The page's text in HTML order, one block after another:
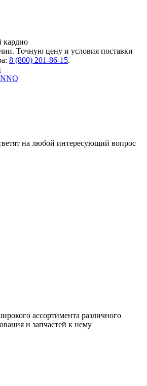
кардио
Точную цену и условия поставки
8 (800) 201-86-15.
на любой интересующий вопрос
ассортимента различного
и запчастей к нему